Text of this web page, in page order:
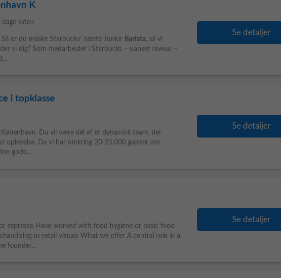
K
dage siden
er du måske Starbucks’ næste Junior Barista, så vi
vi dig? Som medarbejder i Starbucks – uanset niveau –
Se detaljer
i topklasse
København. Du vil være del af et dynamisk team, der
oplevelse. Da vi har omkring 20-25.000 gæster om
gode...
Se detaljer
espresso Have worked with food hygiene or basic food
or retail visuals What we offer A central role in a
founder...
Se detaljer